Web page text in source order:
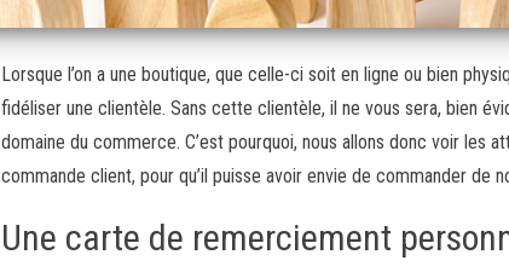
Lorsque l’on a une boutique, que celle-ci soit en ligne ou bien
fidéliser une clientèle. Sans cette clientèle, il ne vous sera, bien
domaine du commerce. C’est pourquoi, nous allons donc voir les
commande client, pour qu’il puisse avoir envie de commander de
Une carte de remerciement